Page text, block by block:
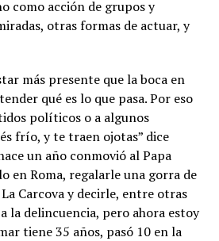
como acción de grupos y
otras formas de actuar, y
más presente que la boca en
qué es lo que pasa. Por eso
políticos o a algunos
frío, y te traen ojotas” dice
un año conmovió al Papa
en Roma, regalarle una gorra de
Carcova y decirle, entre otras
la delincuencia, pero ahora estoy
tiene 35 años, pasó 10 en la